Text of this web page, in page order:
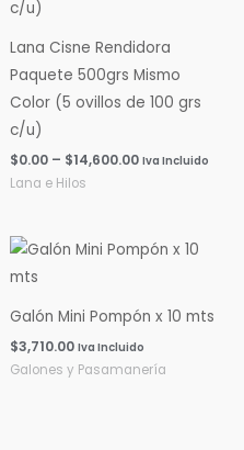
Lana Cisne Rendidora
Paquete 500grs Mismo
Color (5 ovillos de 100 grs
c/u)
$0.00 – $14,600.00 Iva Incluido
Lana e Hilos
Galón Mini Pompón x 10 mts
$3,710.00 Iva Incluido
Galones y Pasamanería